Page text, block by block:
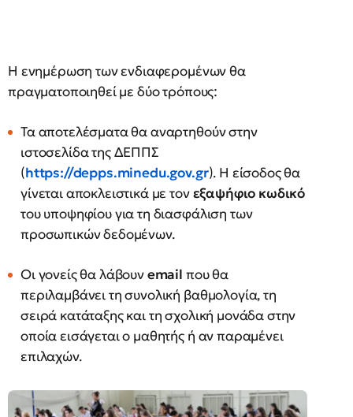
Η ενημέρωση των ενδιαφερομένων θα
πραγματοποιηθεί με δύο τρόπους:
Τα αποτελέσματα θα αναρτηθούν στην
ιστοσελίδα της ΔΕΠΠΣ
(https://depps.minedu.gov.gr). Η είσοδος θα
γίνεται αποκλειστικά με τονεξαψήφιο κωδικό
του υποψηφίου για τη διασφάλιση των
προσωπικών δεδομένων.
Οι γονείς θα λάβουνemail που θα
περιλαμβάνει τη συνολική βαθμολογία, τη
σειρά κατάταξης και τη σχολική μονάδα στην
οποία εισάγεται ο μαθητής ή αν παραμένει
επιλαχών.